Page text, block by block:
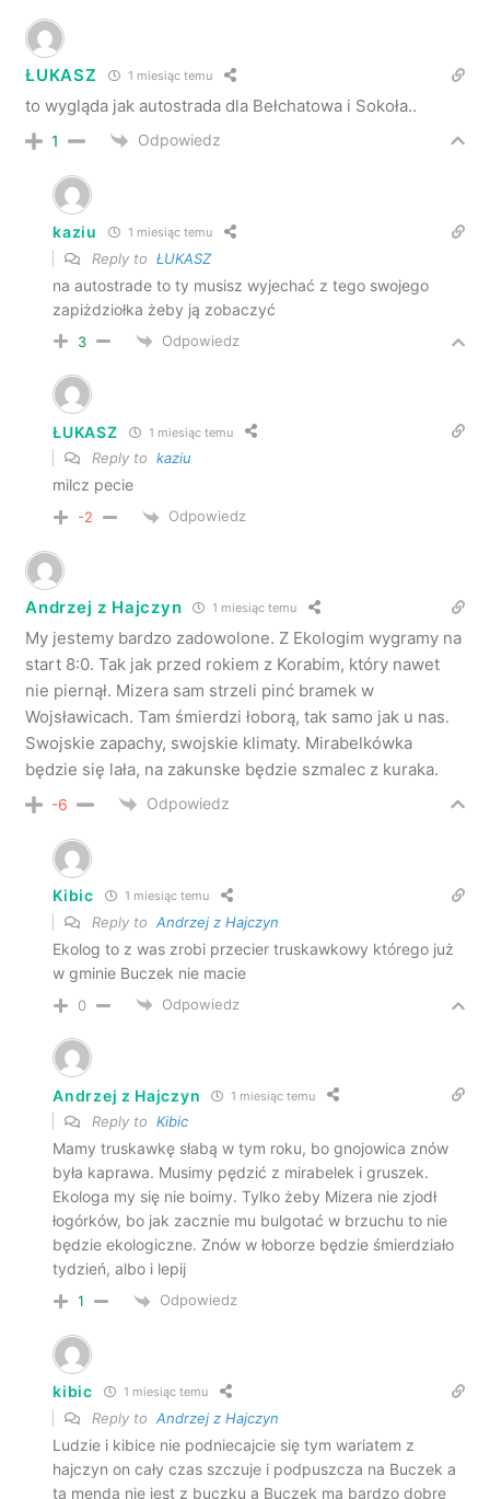
ŁUKASZ 1 miesiąc temu
to wygląda jak autostrada dla Bełchatowa i Sokoła..
1 Odpowiedz
kaziu 1 miesiąc temu
Reply toŁUKASZ
na autostrade to ty musisz wyjechać z tego swojego
zapiżdziołka żeby ją zobaczyć
3 Odpowiedz
ŁUKASZ 1 miesiąc temu
Reply tokaziu
milcz pecie
-2 Odpowiedz
Andrzej z Hajczyn 1 miesiąc temu
My jestemy bardzo zadowolone. Z Ekologim wygramy na
start 8:0. Tak jak przed rokiem z Korabim, który nawet
nie piernął. Mizera sam strzeli pinć bramek w
Wojsławicach. Tam śmierdzi łoborą, tak samo jak u nas.
Swojskie zapachy, swojskie klimaty. Mirabelkówka
będzie się lała, na zakunske będzie szmalec z kuraka.
-6 Odpowiedz
Kibic 1 miesiąc temu
Reply toAndrzej z Hajczyn
Ekolog to z was zrobi przecier truskawkowy którego już
w gminie Buczek nie macie
0 Odpowiedz
Andrzej z Hajczyn 1 miesiąc temu
Reply toKibic
Mamy truskawkę słabą w tym roku, bo gnojowica znów
była kaprawa. Musimy pędzić z mirabelek i gruszek.
Ekologa my się nie boimy. Tylko żeby Mizera nie zjodł
łogórków, bo jak zacznie mu bulgotać w brzuchu to nie
będzie ekologiczne. Znów w łoborze będzie śmierdziało
tydzień, albo i lepij
1 Odpowiedz
kibic 1 miesiąc temu
Reply toAndrzej z Hajczyn
Ludzie i kibice nie podniecajcie się tym wariatem z
hajczyn on cały czas szczuje i podpuszcza na Buczek a
ta menda nie jest z buczku a Buczek ma bardzo dobre